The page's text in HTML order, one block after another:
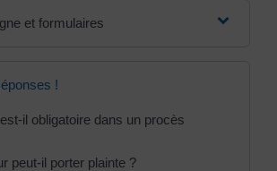
et formulaires
!
il obligatoire dans un procès
peut-il porter plainte ?